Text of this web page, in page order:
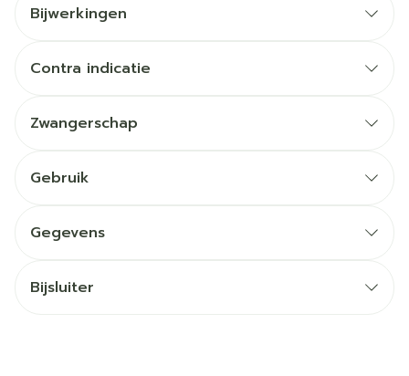
Bijwerkingen
Contra indicatie
Zwangerschap
Gebruik
Gegevens
Bijsluiter